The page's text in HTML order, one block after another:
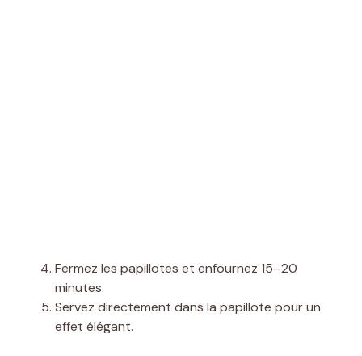
Fermez les papillotes et enfournez 15–20
minutes.
Servez directement dans la papillote pour un
effet élégant.